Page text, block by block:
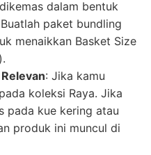
dalam bentuk
paket bundling
menaikkan Basket Size
: Jika kamu
koleksi Raya. Jika
pada kue kering atau
produk ini muncul di